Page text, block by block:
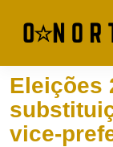
Eleições
vice-